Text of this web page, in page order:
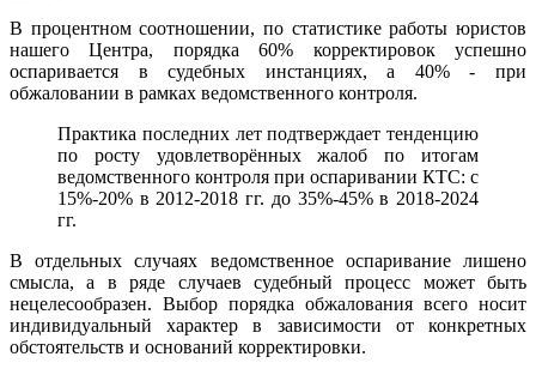
В процентном соотношении, по статистике работы юристов
нашего Центра, порядка 60% корректировок успешно
оспаривается в судебных инстанциях, а 40% - при
обжаловании в рамках ведомственного контроля.
Практика последних лет подтверждает тенденцию
по росту удовлетворённых жалоб по итогам
ведомственного контроля при оспаривании КТС: с
15%-20% в 2012-2018 гг. до 35%-45% в 2018-2024
гг.
В отдельных случаях ведомственное оспаривание лишено
смысла, а в ряде случаев судебный процесс может быть
нецелесообразен. Выбор порядка обжалования всего носит
индивидуальный характер в зависимости от конкретных
обстоятельств и оснований корректировки.